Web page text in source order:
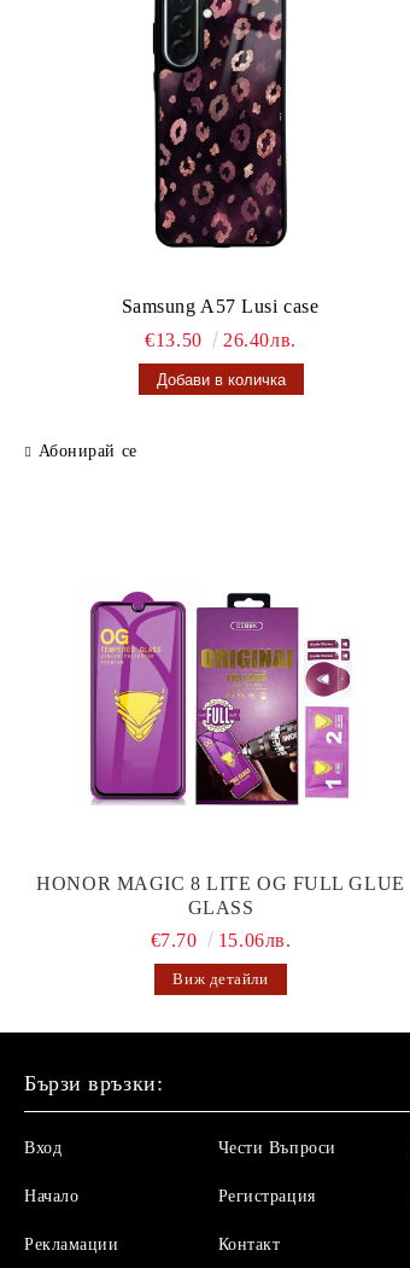
Samsung A57 Lusi case
€13.50
26.40лв.
Абонирай се
HONOR MAGIC 8 LITE OG FULL GLUE
GLASS
€7.70
15.06лв.
Виж детайли
Бързи връзки:
Вход
Начало
Рекламации
Чести Въпроси
Регистрация
Контакт